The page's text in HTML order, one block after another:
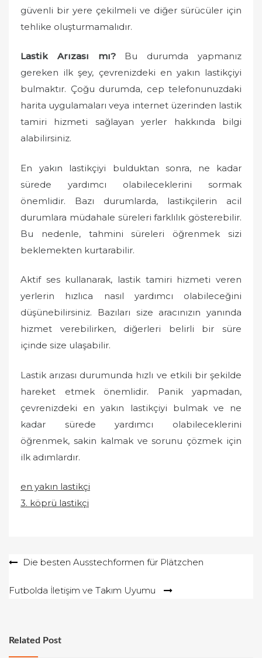
güvenli bir yere çekilmeli ve diğer sürücüler için
tehlike oluşturmamalıdır.
Lastik Arızası mı?Bu durumda yapmanız
gereken ilk şey, çevrenizdeki en yakın lastikçiyi
bulmaktır. Çoğu durumda, cep telefonunuzdaki
harita uygulamaları veya internet üzerinden lastik
tamiri hizmeti sağlayan yerler hakkında bilgi
alabilirsiniz.
En yakın lastikçiyi bulduktan sonra, ne kadar
sürede yardımcı olabileceklerini sormak
önemlidir. Bazı durumlarda, lastikçilerin acil
durumlara müdahale süreleri farklılık gösterebilir.
Bu nedenle, tahmini süreleri öğrenmek sizi
beklemekten kurtarabilir.
Aktif ses kullanarak, lastik tamiri hizmeti veren
yerlerin hızlıca nasıl yardımcı olabileceğini
düşünebilirsiniz. Bazıları size aracınızın yanında
hizmet verebilirken, diğerleri belirli bir süre
içinde size ulaşabilir.
Lastik arızası durumunda hızlı ve etkili bir şekilde
hareket etmek önemlidir. Panik yapmadan,
çevrenizdeki en yakın lastikçiyi bulmak ve ne
kadar sürede yardımcı olabileceklerini
öğrenmek, sakin kalmak ve sorunu çözmek için
ilk adımlardır.
en yakın lastikçi
3. köprü lastikçi
YazıDie besten Ausstechformen für Plätzchen
Futbolda İletişim ve Takım Uyumu
Related Post